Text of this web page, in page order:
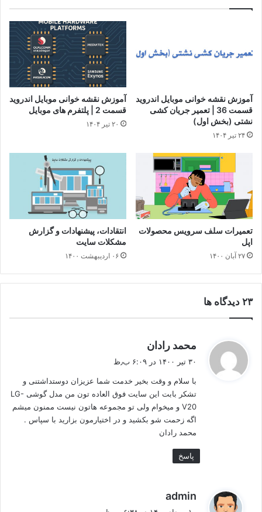
آموزش نقشه خوانی موبایل اندروید
قسمت 36 | تعمیر جریان کشی
نشتی (بخش اول)
۲۴ تیر ۱۴۰۴
آموزش نقشه خوانی موبایل اندروید
قسمت 2 | پلتفرم های موبایل
۲۰ تیر ۱۴۰۴
تعمیرات سلف سرویس محصولات
اپل
۲۷ آبان ۱۴۰۰
انتقادات، پیشنهادات و گزارش
مشکلات سایت
۰۶ اردیبهشت ۱۴۰۰
‫۲۳ دیدگاه ها
محمد رادان
:
۳۰ تیر ۱۴۰۰ در ۶:۰۹ ب٫ظ
با سلام و وقت بخیر خدمت شما عزیزان دوستداشتنی و
تشکر بابت این سایت فوق العاده تون من مدل گوشی LG-
V20 و میخوام ولی تو مجموعه هاتون نیست ممنون میشم
اگه زحمت شو بکشید و در اختیارمون بزارید با سپاس .
محمد رادان
پاسخ
admin